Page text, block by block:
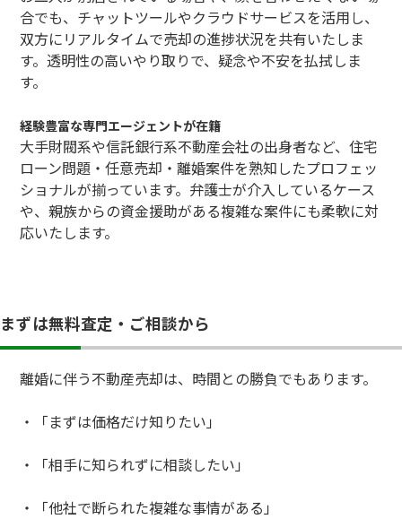
合でも、チャットツールやクラウドサービスを活用し、
双方にリアルタイムで売却の進捗状況を共有いたしま
す。透明性の高いやり取りで、疑念や不安を払拭しま
す。
経験豊富な専門エージェントが在籍
大手財閥系や信託銀行系不動産会社の出身者など、住宅
ローン問題・任意売却・離婚案件を熟知したプロフェッ
ショナルが揃っています。弁護士が介入しているケース
や、親族からの資金援助がある複雑な案件にも柔軟に対
応いたします。
まずは無料査定・ご相談から
離婚に伴う不動産売却は、時間との勝負でもあります。
・「まずは価格だけ知りたい」
・「相手に知られずに相談したい」
・「他社で断られた複雑な事情がある」